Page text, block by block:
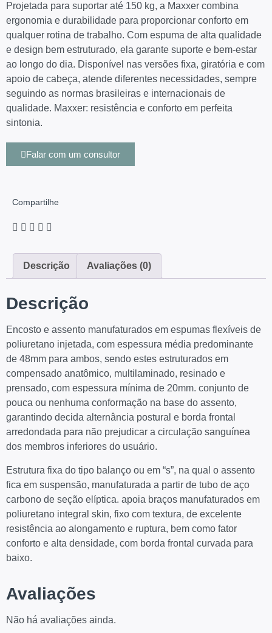
Projetada para suportar até 150 kg, a Maxxer combina
ergonomia e durabilidade para proporcionar conforto em
qualquer rotina de trabalho. Com espuma de alta qualidade
e design bem estruturado, ela garante suporte e bem-estar
ao longo do dia. Disponível nas versões fixa, giratória e com
apoio de cabeça, atende diferentes necessidades, sempre
seguindo as normas brasileiras e internacionais de
qualidade. Maxxer: resistência e conforto em perfeita
sintonia.
Falar com um consultor
Compartilhe
Descrição Avaliações (0)
Descrição
Encosto e assento manufaturados em espumas flexíveis de
poliuretano injetada, com espessura média predominante
de 48mm para ambos, sendo estes estruturados em
compensado anatômico, multilaminado, resinado e
prensado, com espessura mínima de 20mm. conjunto de
pouca ou nenhuma conformação na base do assento,
garantindo decida alternância postural e borda frontal
arredondada para não prejudicar a circulação sanguínea
dos membros inferiores do usuário.
Estrutura fixa do tipo balanço ou em “s”, na qual o assento
fica em suspensão, manufaturada a partir de tubo de aço
carbono de seção elíptica. apoia braços manufaturados em
poliuretano integral skin, fixo com textura, de excelente
resistência ao alongamento e ruptura, bem como fator
conforto e alta densidade, com borda frontal curvada para
baixo.
Avaliações
Não há avaliações ainda.